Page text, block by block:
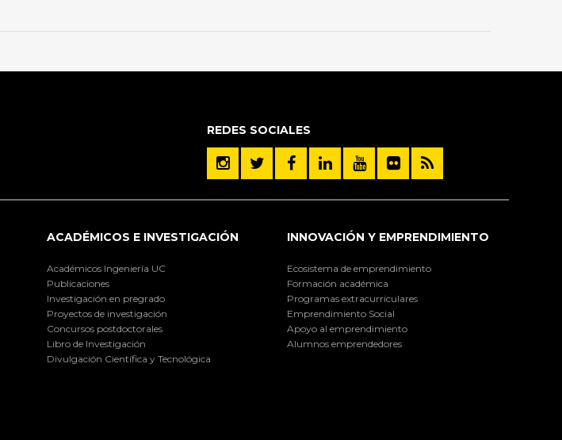
REDES SOCIALES
ACADÉMICOS E INVESTIGACIÓN
Académicos Ingeniería UC
Publicaciones
Investigación en pregrado
Proyectos de investigación
Concursos postdoctorales
Libro de Investigación
Divulgación Científica y Tecnológica
INNOVACIÓN Y EMPRENDIMIENTO
Ecosistema de emprendimiento
Formación académica
Programas extracurriculares
Emprendimiento Social
Apoyo al emprendimiento
Alumnos emprendedores